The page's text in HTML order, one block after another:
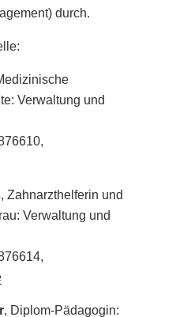
durch.
Verwaltung und
, Zahnarzthelferin und
Verwaltung und
, Diplom-Pädagogin: